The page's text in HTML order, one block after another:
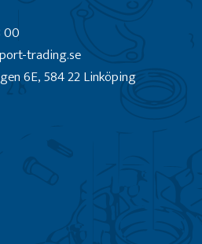
00
trading.se
6E, 584 22 Linköping